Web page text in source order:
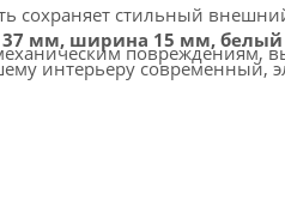
сохраняет стильный
повреждениям,
37 мм, ширина 15 мм,
интерьеру современный,